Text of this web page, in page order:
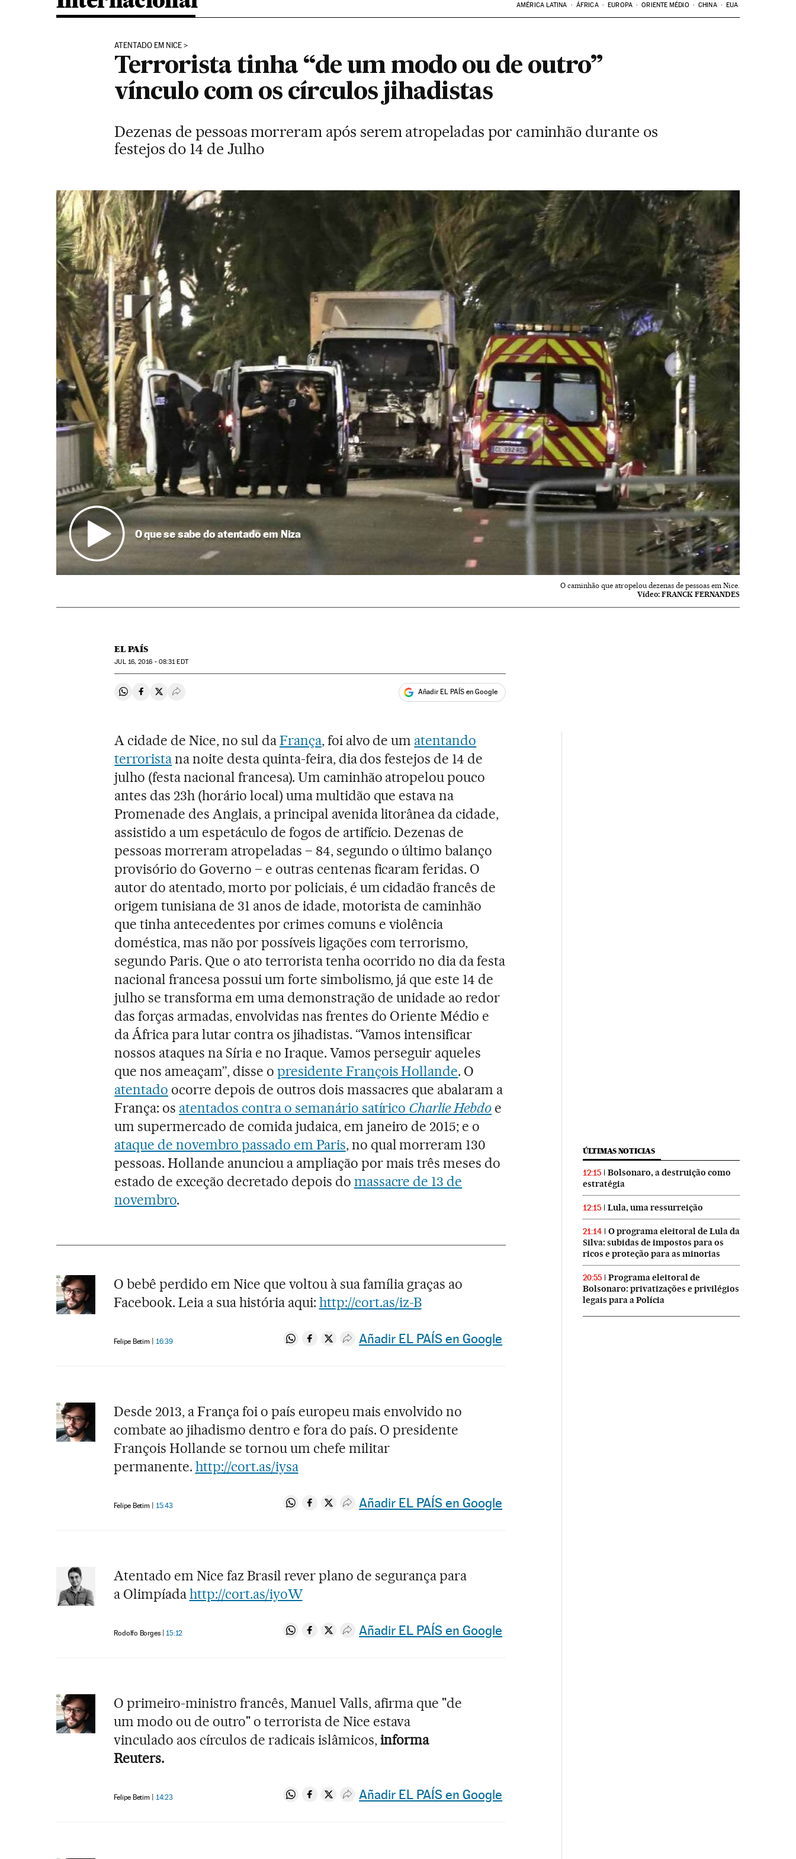
AMÉRICA LATINA ÁFRICA EUROPA ORIENTE MÉDIO CHINA EUA
ATENTADO EM NICE
Terrorista tinha “de um modo ou de outro”
vínculo com os círculos jihadistas
Dezenas de pessoas morreram após serem atropeladas por caminhão durante os
festejos do 14 de Julho
O que se sabe do atentado em Niza
O caminhão que atropelou dezenas de pessoas em Nice.
Vídeo: FRANCK FERNANDES
EL PAÍS
JUL16, 2016 - 08:31EDT
Compartir en Whatsapp
Compartir en Facebook
Compartir en Twitter
Desplegar Redes Sociales Añadir EL PAÍS en Google
A cidade de Nice, no sul daFrança, foi alvo de um atentando
terroristana noite desta quinta-feira, dia dos festejos de 14 de
julho (festa nacional francesa). Um caminhão atropelou pouco
antes das 23h (horário local) uma multidão que estava na
Promenade des Anglais, a principal avenida litorânea da cidade,
assistido a um espetáculo de fogos de artifício. Dezenas de
pessoas morreram atropeladas – 84, segundo o último balanço
provisório do Governo – e outras centenas ficaram feridas. O
autor do atentado, morto por policiais, é um cidadão francês de
origem tunisiana de 31 anos de idade, motorista de caminhão
que tinha antecedentes por crimes comuns e violência
doméstica, mas não por possíveis ligações com terrorismo,
segundo Paris. Que o ato terrorista tenha ocorrido no dia da festa
nacional francesa possui um forte simbolismo, já que este 14 de
julho se transforma em uma demonstração de unidade ao redor
das forças armadas, envolvidas nas frentes do Oriente Médio e
da África para lutar contra os jihadistas. “Vamos intensificar
nossos ataques na Síria e no Iraque. Vamos perseguir aqueles
que nos ameaçam”, disse o presidente François Hollande. O
atentado ocorre depois de outros dois massacres que abalaram a
França: os atentados contra o semanário satírico Charlie Hebdo e
um supermercado de comida judaica, em janeiro de 2015; e o
ataque de novembro passado em Paris, no qual morreram 130
pessoas. Hollande anunciou a ampliação por mais três meses do
estado de exceção decretado depois do massacre de 13 de
novembro.
O bebê perdido em Nice que voltou à sua família graças ao
Facebook. Leia a sua história aqui: http://cort.as/iz-B
Felipe Betim 16:39 Compartir en Whatsapp
Compartir en Facebook
Compartir en Twitter
Desplegar Redes Sociales
Añadir EL PAÍS en Google
Desde 2013, a França foi o país europeu mais envolvido no
combate ao jihadismo dentro e fora do país. O presidente
François Hollande se tornou um chefe militar
permanente. http://cort.as/iysa
Felipe Betim 15:43 Compartir en Whatsapp
Compartir en Facebook
Compartir en Twitter
Desplegar Redes Sociales
Añadir EL PAÍS en Google
Atentado em Nice faz Brasil rever plano de segurança para
a Olimpíadahttp://cort.as/iyoW
Rodolfo Borges 15:12 Compartir en Whatsapp
Compartir en Facebook
Compartir en Twitter
Desplegar Redes Sociales
Añadir EL PAÍS en Google
O primeiro-ministro francês, Manuel Valls, afirma que "de
um modo ou de outro" o terrorista de Nice estava
vinculado aos círculos de radicais islâmicos,informa
Reuters.
Felipe Betim 14:23 Compartir en Whatsapp
Compartir en Facebook
Compartir en Twitter
Desplegar Redes Sociales
Añadir EL PAÍS en Google
ÚLTIMAS NOTICIAS
12:15
Bolsonaro, a destruição como
estratégia
12:15 Lula, uma ressurreição
21:14
O programa eleitoral de Lula da
Silva: subidas de impostos para os
ricos e proteção para as minorias
20:55
Programa eleitoral de
Bolsonaro: privatizações e privilégios
legais para a Polícia